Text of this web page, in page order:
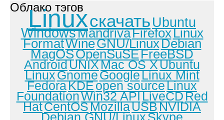
Облако тэгов
Linuxскачать Ubuntu
WindowsMandrivaFirefoxLinux
FormatWineGNU/LinuxDebian
MagOSOpenSuSEFreeBSD
AndroidUNIXMac OS XUbuntu
LinuxGnomeGoogleLinux Mint
FedoraKDEopen sourceLinux
FoundationWin32 APILiveCDRed
HatCentOSMozillaUSBNVIDIA
Debian GNU/LinuxSkype